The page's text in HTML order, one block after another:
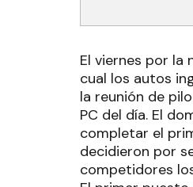
El viernes por la
cual los autos
la reunión de
PC del día. El
completar el
decidieron por
competidores